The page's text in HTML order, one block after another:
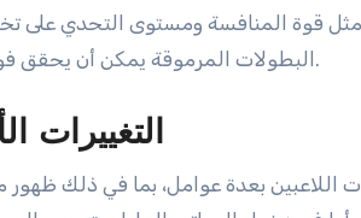
مثل قوة المنافسة ومستوى التحدي على
البطولات المرموقة يمكن أن يحقق فوائد تصنيف أكبر مقارنة بالأحداث الأقل شهرة.
التغييرات
اللاعبين بعدة عوامل، بما في ذلك